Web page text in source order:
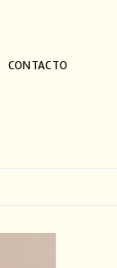
CONTACTO